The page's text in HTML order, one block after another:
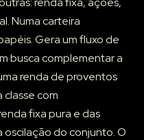
Numa carteira
Gera um fluxo de
busca complementar a
renda de proventos
classe com
fixa pura e das
oscilação do conjunto. O